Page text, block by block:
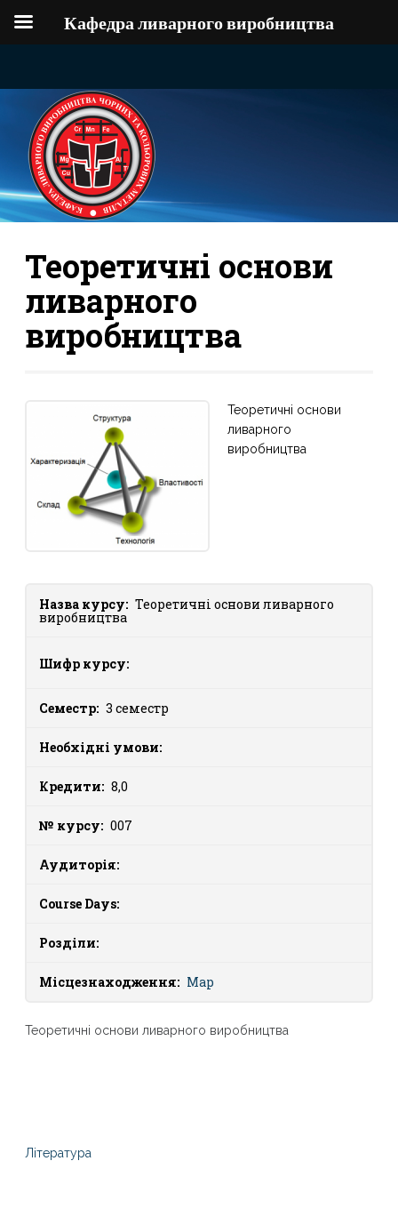
Теоретичні основи
ливарного
виробництва
Теоретичні основи
ливарного
виробництва
Назва курсу: Теоретичні основи ливарного
виробництва
Шифр курсу:
Семестр: 3 семестр
Необхідні умови:
Кредити: 8,0
№ курсу: 007
Аудиторія:
Course Days:
Розділи:
Місцезнаходження: Map
Теоретичні основи ливарного виробництва
Література
Кафедра ливарного виробництва